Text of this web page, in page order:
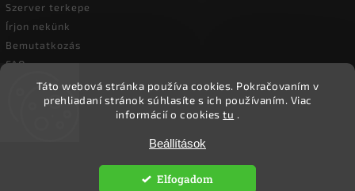
Táto webová stránka používa cookies. Pokračovaním v
prehliadaní stránok súhlasíte s ich používaním. Viac
informácií o cookiestu .
Beállítások
Elfogadom
Szerver terkepe
Írjon nekünk
Bemutatkozás
FAQ
Vásárlási útmutató
Ökoember. Minden jog fenntartva.
Süti beállítások szerkesztése
Shoptet| DesignShoptak.cz.